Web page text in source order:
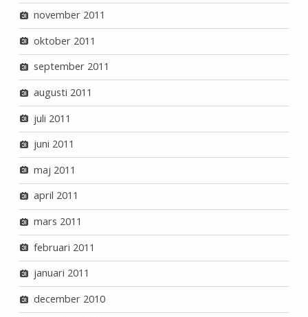
november 2011
oktober 2011
september 2011
augusti 2011
juli 2011
juni 2011
maj 2011
april 2011
mars 2011
februari 2011
januari 2011
december 2010